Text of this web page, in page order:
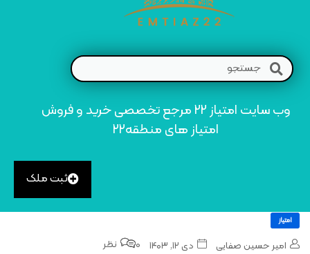
وب سایت امتیاز 22 مرجع تخصصی خرید و فروش
امتیاز های منطقه22
ثبت ملک
امتیاز
امیر حسین صفایی دی ۱۲, ۱۴۰۳ 0 نظر